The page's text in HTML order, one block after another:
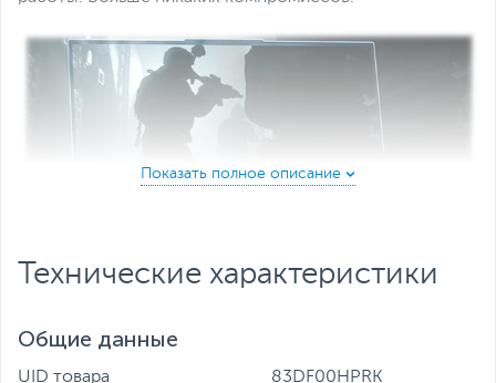
Технические характеристики
Общие данные
UID товара 83DF00HPRK